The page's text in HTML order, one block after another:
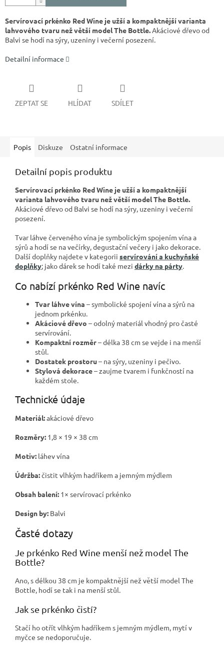
Servírovací prkénko Red Wine je užší a kompaktnější varianta
lahvového tvaru než větší model The Bottle.Akáciové dřevo od
Balvi se hodí na sýry, uzeniny i večerní posezení.
Detailní informace
ZEPTAT SE HLÍDAT SDÍLET
Popis Diskuze Ostatní informace
Detailní popis produktu
Servírovací prkénko Red Wine je užší a kompaktnější
varianta lahvového tvaru než větší model The Bottle.
Akáciové dřevo od Balvi se hodí na sýry, uzeniny i večerní
posezení.
Tvar láhve červeného vína je symbolickým spojením vína a
sýrů a hodí se na večírky, degustační večery i jako dekorace.
Další doplňky najdete v kategorii servírování a kuchyňské
doplňky; jako dárek se hodí také mezi dárky na párty.
Co nabízí prkénko Red Wine navíc
Tvar láhve vína – symbolické spojení vína a sýrů na
jednom prkénku.
Akáciové dřevo – odolný materiál vhodný pro časté
servírování.
Kompaktní rozměr– délka 38 cm se vejde i na menší
stůl.
Dostatek prostoru– na sýry, uzeniny i pečivo.
Stylová dekorace– zaujme tvarem i funkčností na
každém stole.
Technické údaje
Materiál:akáciové dřevo
Rozměry: 1,8 × 19 × 38 cm
Motiv: láhev vína
Údržba:čistit vlhkým hadříkem a jemným mýdlem
Obsah balení: 1× servírovací prkénko
Design by: Balvi
Časté dotazy
Je prkénko Red Wine menší než model The
Bottle?
Ano, s délkou 38 cm je kompaktnější než větší model The
Bottle, hodí se tak i na menší stůl.
Jak se prkénko čistí?
Stačí ho otřít vlhkým hadříkem s jemným mýdlem, mytí v
myčce se nedoporučuje.